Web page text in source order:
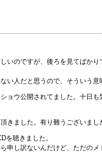
いのですが、後ろを見てばか
い人だと思うので、そういう意
ョウ公開されてました。十日も
きました。有り難うございまし
を聴きました。
申し訳ないんだけど、ただのメ